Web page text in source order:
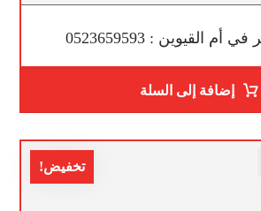
القيوين : 0523659593
إضافة إلى السلة
تخفيض!